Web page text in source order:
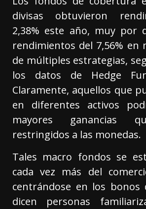
divisas obtuvieron
2,38% este año, muy por
rendimientos del 7,56% en
de múltiples estrategias,
los datos de Hedge
Claramente, aquellos que
en diferentes activos
mayores ganancias
restringidos a las monedas.
Tales macro fondos se
cada vez más del
centrándose en los bonos
dicen personas